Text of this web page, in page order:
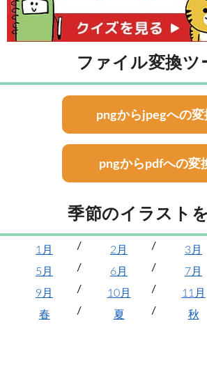
ファイル変換ツ
pngからjpegへの変
pngからpdfへの変
季節のイラスト
1月 2月 3月
5月
6月 7月
9月
10月 11月
春
夏 秋